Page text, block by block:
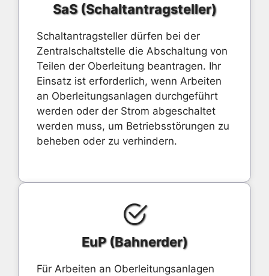
SaS (Schaltantragsteller)
Schaltantragsteller dürfen bei der
Zentralschaltstelle die Abschaltung von
Teilen der Oberleitung beantragen. Ihr
Einsatz ist erforderlich, wenn Arbeiten
an Oberleitungsanlagen durchgeführt
werden oder der Strom abgeschaltet
werden muss, um Betriebsstörungen zu
beheben oder zu verhindern.
EuP (Bahnerder)
Für Arbeiten an Oberleitungsanlagen